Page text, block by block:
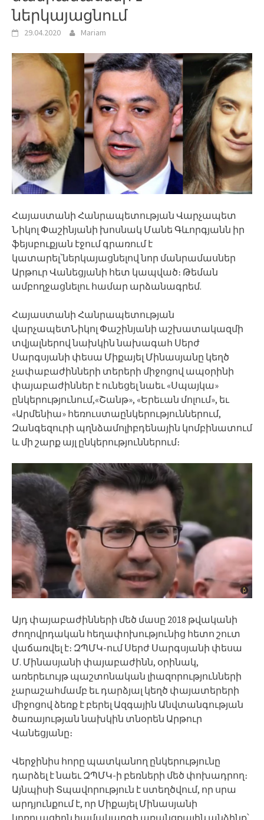
ներկայացնում
29.04.2020 Mariam
Հայաստանի Հանրապետության Վարչապետ
Նիկոլ Փաշինյանի խոսնակ Մանե Գևորգյանն իր
ֆեյսբուքյան էջում գրառում է
կատարել՝ներկայացնելով նոր մանրամասներ
Արթուր Վանեցյանի հետ կապված։ Թեման
ամբողջացնելու համար արձանագրեմ.
Հայաստանի Հանրապետության
վարչապետՆիկոլ Փաշինյանի աշխատակազմի
տվյալներով նախկին նախագահ Սերժ
Սարգսյանի փեսա Միքայել Մինասյանը կեղծ
չափաբաժինների տերերի միջոցով ապօրինի
փայաբաժիններ է ունեցել նաեւ «Սպայկա»
ընկերությունում,«Շանթ», «Երեւան մոլում», եւ
«Արմենիա» հեռուստաընկերություններում,
Զանգեզուրի պղնձամոլիբդենային կոմբինատում
և մի շարք այլ ընկերություններում։
Այդ փայաբաժինների մեծ մասը 2018 թվականի
ժողովրդական հեղափոխությունից հետո շուտ
վաճառվել է։ ԶՊՄԿ-ում Սերժ Սարգսյանի փեսա
Մ. Մինասյանի փայաբաժինն, օրինակ,
առերեւույթ պաշտոնական լիազորությունների
չարաշահմամբ եւ դարձյալ կեղծ փայատերերի
միջոցով ձեռք է բերել Ազգային Անվտանգության
ծառայության նախկին տնօրեն Արթուր
Վանեցյանը։
Վերջինիս հորը պատկանող ընկերությունը
դարձել է նաեւ ԶՊՄԿ-ի բեռների մեծ փոխադրող։
Այնպիսի Տպավորություն է ստեղծվում, որ սրա
արդյունքում է, որ Միքայել Մինասյանի